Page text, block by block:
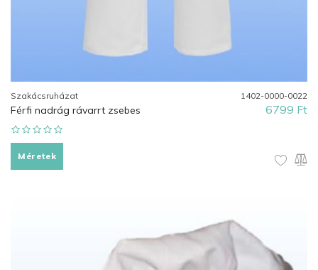
Szakácsruházat 1402-0000-0022
Férfi nadrág rávarrt zsebes 6799 Ft
Méretek